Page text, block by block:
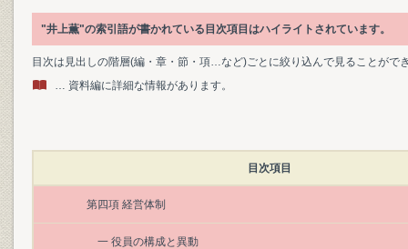
"井上薫"の索引語が書かれている目次項目はハイライトされています。
目次は見出しの階層(編・章・節・項…など)ごとに絞り込んで見ることがで
… 資料編に詳細な情報があります。
目次項目
第四項 経営体制
一 役員の構成と異動